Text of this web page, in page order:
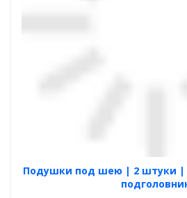
Подушки под шею | 2 штуки |